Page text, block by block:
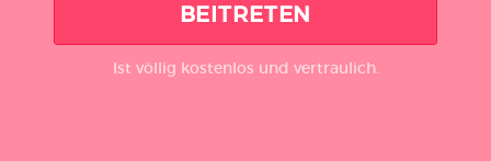
BEITRETEN
Ist völlig kostenlos und vertraulich.